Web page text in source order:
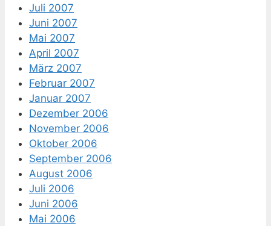
Juli 2007
Juni 2007
Mai 2007
April 2007
März 2007
Februar 2007
Januar 2007
Dezember 2006
November 2006
Oktober 2006
September 2006
August 2006
Juli 2006
Juni 2006
Mai 2006